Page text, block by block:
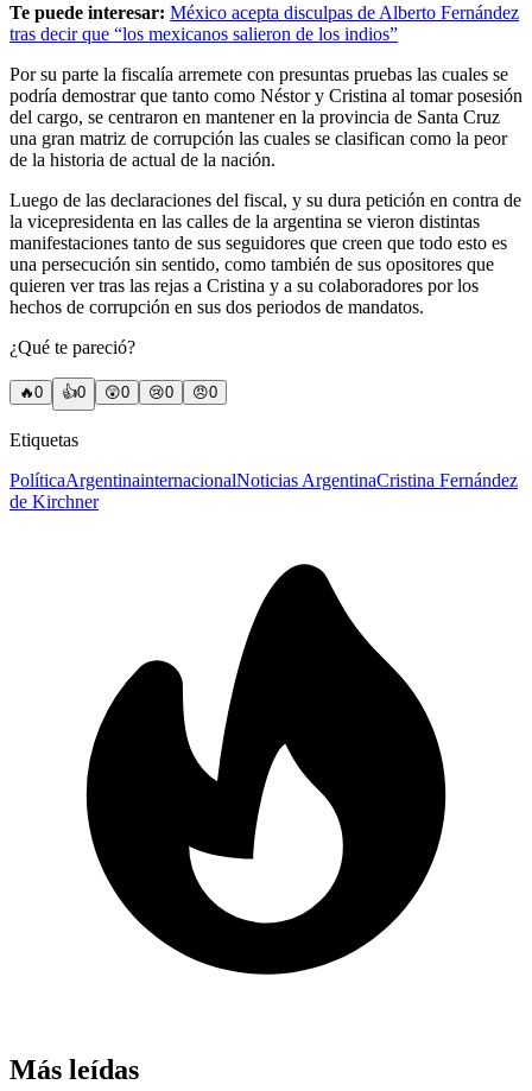
Te puede interesar: México acepta disculpas de Alberto Fernández
tras decir que “los mexicanos salieron de los indios”
Por su parte la fiscalía arremete con presuntas pruebas las cuales se
podría demostrar que tanto como Néstor y Cristina al tomar posesión
del cargo, se centraron en mantener en la provincia de Santa Cruz
una gran matriz de corrupción las cuales se clasifican como la peor
de la historia de actual de la nación.
Luego de las declaraciones del fiscal, y su dura petición en contra de
la vicepresidenta en las calles de la argentina se vieron distintas
manifestaciones tanto de sus seguidores que creen que todo esto es
una persecución sin sentido, como también de sus opositores que
quieren ver tras las rejas a Cristina y a su colaboradores por los
hechos de corrupción en sus dos periodos de mandatos.
¿Qué te pareció?
🔥0 👍0 😲0 😢0 😠0
Etiquetas
PolíticaArgentinainternacionalNoticias ArgentinaCristina Fernández
de Kirchner
Más leídas